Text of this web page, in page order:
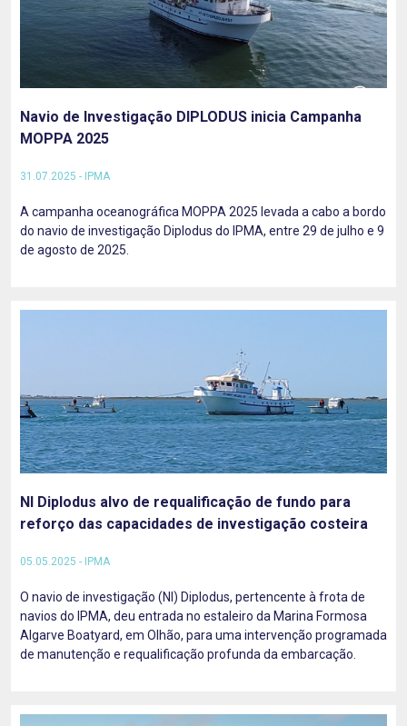
Navio de Investigação DIPLODUS inicia Campanha
MOPPA 2025
31.07.2025 - IPMA
A campanha oceanográfica MOPPA 2025 levada a cabo a bordo
do navio de investigação Diplodus do IPMA, entre 29 de julho e 9
de agosto de 2025.
NI Diplodus alvo de requalificação de fundo para
reforço das capacidades de investigação costeira
05.05.2025 - IPMA
O navio de investigação (NI) Diplodus, pertencente à frota de
navios do IPMA, deu entrada no estaleiro da Marina Formosa
Algarve Boatyard, em Olhão, para uma intervenção programada
de manutenção e requalificação profunda da embarcação.